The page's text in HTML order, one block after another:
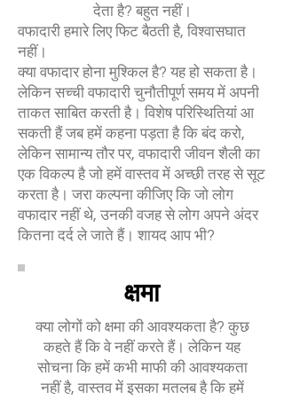
देता है? बहुत नहीं।
वफादारी हमारे लिए फिट बैठती है, विश्वासघात
नहीं।
क्या वफादार होना मुश्किल है? यह हो सकता है।
लेकिन सच्ची वफादारी चुनौतीपूर्ण समय में अपनी
ताकत साबित करती है। विशेष परिस्थितियां आ
सकती हैं जब हमें कहना पड़ता है कि बंद करो,
लेकिन सामान्य तौर पर, वफादारी जीवन शैली का
एक विकल्प है जो हमें वास्तव में अच्छी तरह से सूट
करता है। जरा कल्पना कीजिए कि जो लोग
वफादार नहीं थे, उनकी वजह से लोग अपने अंदर
कितना दर्द ले जाते हैं। शायद आप भी?
क्षमा
क्या लोगों को क्षमा की आवश्यकता है? कुछ
कहते हैं कि वे नहीं करते हैं। लेकिन यह
सोचना कि हमें कभी माफी की आवश्यकता
नहीं है, वास्तव में इसका मतलब है कि हमें